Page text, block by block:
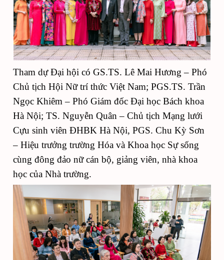
Tham dự Đại hội có GS.TS. Lê Mai Hương – Phó
Chủ tịch Hội Nữ trí thức Việt Nam; PGS.TS. Trần
Ngọc Khiêm – Phó Giám đốc Đại học Bách khoa
Hà Nội; TS. Nguyễn Quân – Chủ tịch Mạng lưới
Cựu sinh viên ĐHBK Hà Nội, PGS. Chu Kỳ Sơn
– Hiệu trưởng trường Hóa và Khoa học Sự sống
cùng đông đảo nữ cán bộ, giảng viên, nhà khoa
học của Nhà trường.